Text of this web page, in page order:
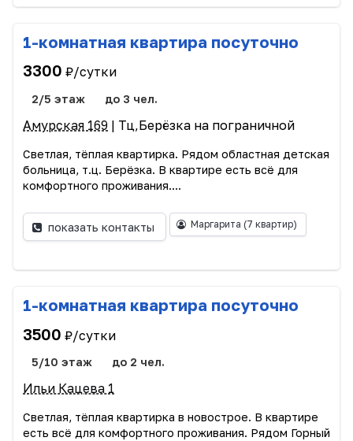
1-комнатная квартира посуточно
3300 ₽/сутки
2/5 этаж до 3 чел.
Амурская 169 | Тц,Берёзка на пограничной
Светлая, тёплая квартирка. Рядом областная детская
больница, т.ц. Берёзка. В квартире есть всё для
комфортного проживания....
показать контакты Маргарита (7 квартир)
1-комнатная квартира посуточно
3500 ₽/сутки
5/10 этаж до 2 чел.
Ильи Кацева 1
Светлая, тёплая квартирка в новострое. В квартире
есть всё для комфортного проживания. Рядом Горный